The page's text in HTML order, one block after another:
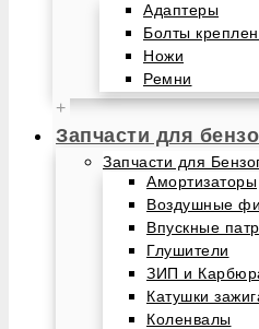
Адаптеры
Болты
Ножи
Ремни
+
Запчасти для
Запчасти для
Амортизаторы
Воздушные
Впускные
Глушители
ЗИП и
Катушки
Коленвалы